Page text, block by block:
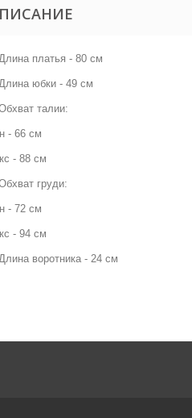
платья - 80 см
юбки - 49 см
талии:
- 66 см
- 88 см
груди:
- 72 см
- 94 см
воротника - 24 см